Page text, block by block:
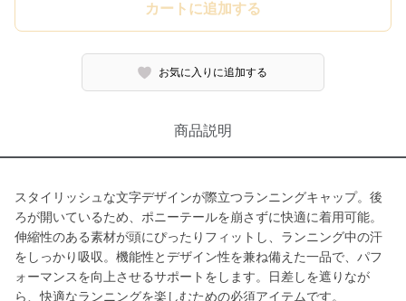
カートに追加する
お気に入りに追加する
商品説明
スタイリッシュな文字デザインが際立つランニングキャップ。後
ろが開いているため、ポニーテールを崩さずに快適に着用可能。
伸縮性のある素材が頭にぴったりフィットし、ランニング中の汗
をしっかり吸収。機能性とデザイン性を兼ね備えた一品で、パフ
ォーマンスを向上させるサポートをします。日差しを遮りなが
ら、快適なランニングを楽しむための必須アイテムです。